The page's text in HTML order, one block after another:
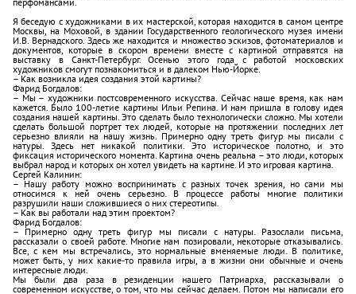
Я беседую с художниками в их мастерской, которая находится в самом центре
Москвы, на Моховой, в здании Государственного геологического музея имени
И.В. Вернадского. Здесь же находится и множество эскизов, фотоматериалов и
документов, которые в скором времени вместе с картиной отправятся на
выставку в Санкт-Петербург. Осенью этого года с работой московских
художников смогут познакомиться и в далеком Нью-Йорке.
– Как возникла идея создания этой картины?
Фарид Богдалов:
– Мы – художники постсовременного искусства. Сейчас наше время, как нам
кажется. Было 100-летие картины Ильи Репина. И нам пришла в голову идея
создания нашей картины. Это сделать было технологически сложно. Мы хотели
сделать большой портрет тех людей, которые на протяжении последних лет
серьезно влияли на нашу жизнь. Примерно одну треть фигур мы писали с
натуры. Здесь нет никакой политики. Это историческое полотно, и это
фиксация исторического момента. Картина очень реальна – это люди, которых
выбрал народ и которых он хотел увидеть на картине. И это игровая картина.
Сергей Калинин:
– Нашу работу можно воспринимать с разных точек зрения, но сами мы
относимся к ней очень серьезно. В процессе работы многие политики
разрушили наши сложившиеся о них стереотипы.
– Как вы работали над этим проектом?
Фарид Богдалов:
– Примерно одну треть фигур мы писали с натуры. Разослали письма,
рассказали о своей работе. Многие нам позировали, некоторые отказывались.
Все, с кем мы встречались, это нормальные вменяемые люди. В политике,
может быть, у них какие-то правила игры, а в жизни они обычные и очень
интересные люди.
Мы были два раза в резиденции нашего Патриарха, рассказывали о
современном искусстве, о том, что мы сейчас делаем. Потом мы написали его